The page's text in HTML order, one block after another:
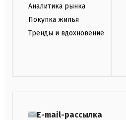
Аналитика рынка
Покупка жилья
Тренды и вдохновение
E-mail-рассылка